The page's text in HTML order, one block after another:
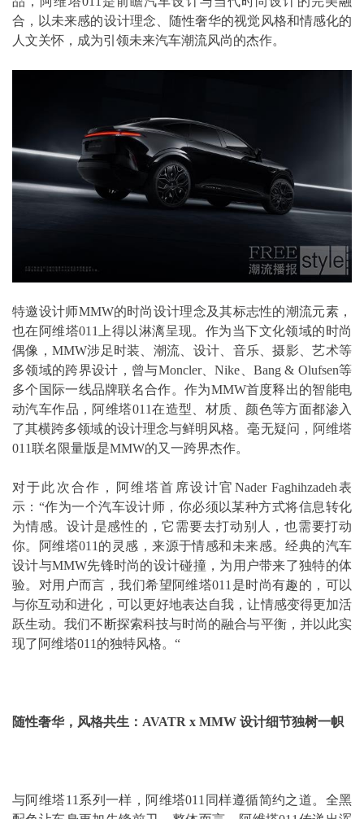
合，以未来感的设计理念、随性奢华的视觉风格和情感化的
人文关怀，成为引领未来汽车潮流风尚的杰作。
特邀设计师MMW的时尚设计理念及其标志性的潮流元素，
也在阿维塔011上得以淋漓呈现。作为当下文化领域的时尚
偶像，MMW涉足时装、潮流、设计、音乐、摄影、艺术等
多领域的跨界设计，曾与Moncler、Nike、Bang & Olufsen等
多个国际一线品牌联名合作。作为MMW首度释出的智能电
动汽车作品，阿维塔011在造型、材质、颜色等方面都渗入
了其横跨多领域的设计理念与鲜明风格。毫无疑问，阿维塔
011联名限量版是MMW的又一跨界杰作。
对于此次合作，阿维塔首席设计官Nader Faghihzadeh表
示：“作为一个汽车设计师，你必须以某种方式将信息转化
为情感。设计是感性的，它需要去打动别人，也需要打动
你。阿维塔011的灵感，来源于情感和未来感。经典的汽车
设计与MMW先锋时尚的设计碰撞，为用户带来了独特的体
验。对用户而言，我们希望阿维塔011是时尚有趣的，可以
与你互动和进化，可以更好地表达自我，让情感变得更加活
跃生动。我们不断探索科技与时尚的融合与平衡，并以此实
现了阿维塔011的独特风格。“
随性奢华，风格共生：AVATR x MMW 设计细节独树一帜
与阿维塔11系列一样，阿维塔011同样遵循简约之道。全黑